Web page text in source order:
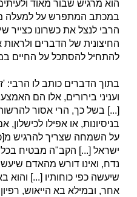
הוא מרגיש שבור מאוד
במכתב המתפרש על למעלה
הרבי לנצל את כשרונו כצייר
החיצונית של הדברים
להתחיל להסתכל על החיים
בתוך הדברים כותב לו הרבי:
ועניני בירורים, אלו הם
[...] בשל כך, הרי אסור
בניסיונות, או אפילו
על השמחה שצריך להרגיש
ישראל [...] הקב"ה מבטיח בכל
נדח, ואינו דורש מהאדם
שיעשה כפי כוחותיו [...] והוא
אחר, ובמילא בא הייאוש,